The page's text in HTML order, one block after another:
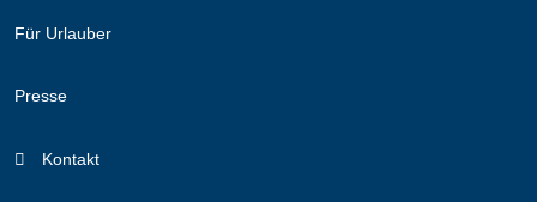
Für Urlauber
Presse
Kontakt